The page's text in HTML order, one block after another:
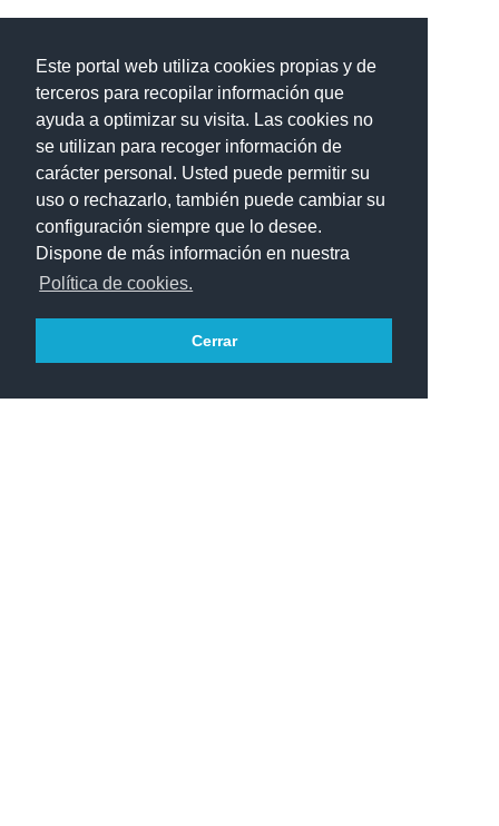
Este portal web utiliza cookies propias y de
terceros para recopilar información que
ayuda a optimizar su visita. Las cookies no
se utilizan para recoger información de
carácter personal. Usted puede permitir su
uso o rechazarlo, también puede cambiar su
configuración siempre que lo desee.
Dispone de más información en nuestra
Política de cookies.
Cerrar